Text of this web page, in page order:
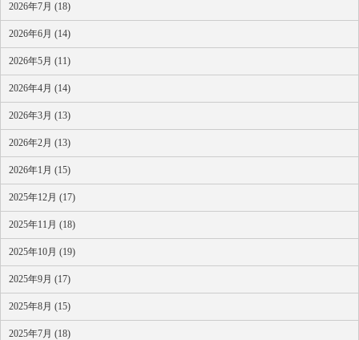
2026年7月 (18)
2026年6月 (14)
2026年5月 (11)
2026年4月 (14)
2026年3月 (13)
2026年2月 (13)
2026年1月 (15)
2025年12月 (17)
2025年11月 (18)
2025年10月 (19)
2025年9月 (17)
2025年8月 (15)
2025年7月 (18)